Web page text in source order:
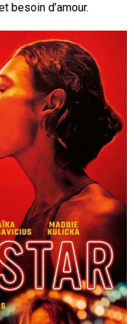
besoin d’amour.